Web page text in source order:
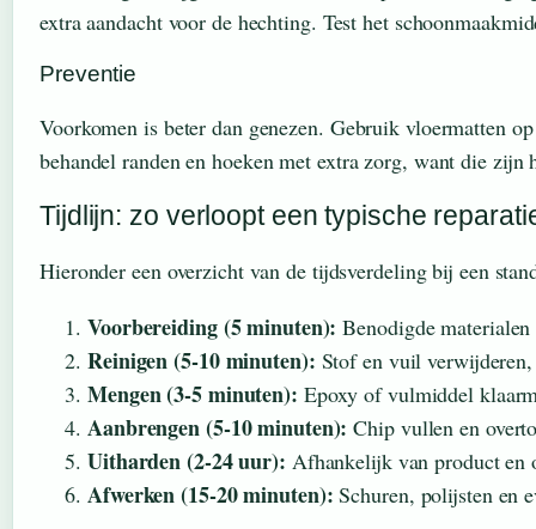
extra aandacht voor de hechting. Test het
Preventie
Voorkomen is beter dan genezen. Gebruik vloermatten
behandel randen en hoeken met extra zorg, want die zijn
Tijdlijn: zo verloopt een typische
Hieronder een overzicht van de tijdsverdeling bij een
Voorbereiding (5 minuten): Benodigde
Reinigen (5-10 minuten): Stof en vuil
Mengen (3-5 minuten): Epoxy of vulmiddel
Aanbrengen (5-10 minuten): Chip vullen en
Uitharden (2-24 uur): Afhankelijk van product en
Afwerken (15-20 minuten): Schuren, polijsten en